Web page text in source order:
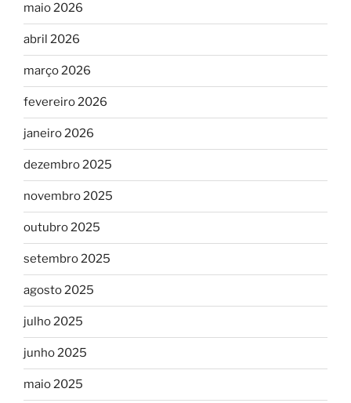
maio 2026
abril 2026
março 2026
fevereiro 2026
janeiro 2026
dezembro 2025
novembro 2025
outubro 2025
setembro 2025
agosto 2025
julho 2025
junho 2025
maio 2025